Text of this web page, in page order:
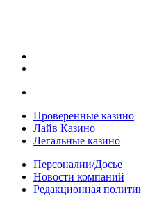
Проверенные казино
Лайв Казино
Легальные казино
Персоналии/Досье
Новости компаний
Редакционная